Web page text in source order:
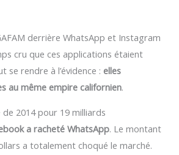
derrière WhatsApp et Instagram
cru que ces applications étaient
se rendre à l’évidence : elles
au même empire californien.
2014 pour 19 milliards
a racheté WhatsApp. Le montant
a totalement choqué le marché.